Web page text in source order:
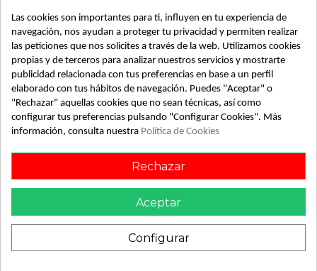
Modelo
DOBLO (119) 1.9 JTD CAT |
0.05 - 0.10
Tipo vehículo
Turismo
Almacén
49349
SubAlmacén
354
SubSubAlmacén
100028795
2022-05-26
Descripción
Recambio de brazo suspension inferior delantero izquierdo
Las cookies son importantes para ti, influyen en tu experiencia de
navegación, nos ayudan a proteger tu privacidad y permiten realizar
las peticiones que nos solicites a través de la web. Utilizamos cookies
propias y de terceros para analizar nuestros servicios y mostrarte
publicidad relacionada con tus preferencias en base a un perfil
elaborado con tus hábitos de navegación. Puedes "Aceptar" o
"Rechazar" aquellas cookies que no sean técnicas, así como
configurar tus preferencias pulsando "Configurar Cookies". Más
información, consulta nuestra Política de Cookies
Rechazar
Aceptar
Configurar